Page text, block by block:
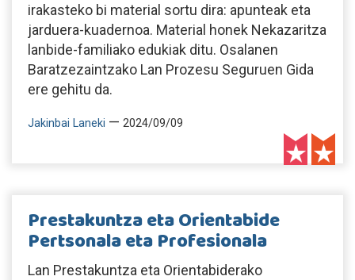
irakasteko bi material sortu dira: apunteak eta
jarduera-kuadernoa. Material honek Nekazaritza
lanbide-familiako edukiak ditu. Osalanen
Baratzezaintzako Lan Prozesu Seguruen Gida
ere gehitu da.
Jakinbai Laneki — 2024/09/09
Prestakuntza eta Orientabide
Pertsonala eta Profesionala
Lan Prestakuntza eta Orientabiderako